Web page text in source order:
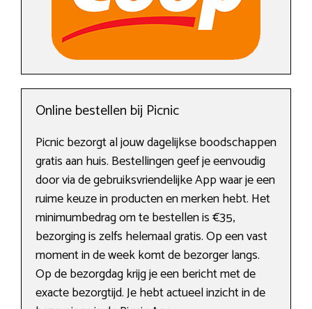
Online bestellen bij Picnic
Picnic bezorgt al jouw dagelijkse boodschappen
gratis aan huis. Bestellingen geef je eenvoudig
door via de gebruiksvriendelijke App waar je een
ruime keuze in producten en merken hebt. Het
minimumbedrag om te bestellen is €35,
bezorging is zelfs helemaal gratis. Op een vast
moment in de week komt de bezorger langs.
Op de bezorgdag krijg je een bericht met de
exacte bezorgtijd. Je hebt actueel inzicht in de